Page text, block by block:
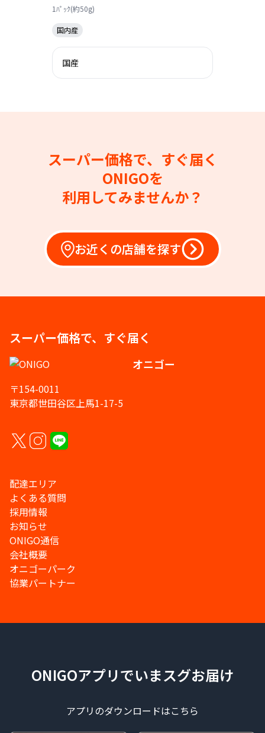
1ﾊﾟｯｸ(約50g)
国内産
国産
スーパー価格で、すぐ届く
ONIGOを
利用してみませんか？
お近くの店舗を探す
スーパー価格で、すぐ届く
オニゴー
〒154-0011
東京都世田谷区上馬1-17-5
配達エリア
よくある質問
採用情報
お知らせ
ONIGO通信
会社概要
オニゴーパーク
協業パートナー
ONIGOアプリでいまスグお届け
アプリのダウンロードはこちら